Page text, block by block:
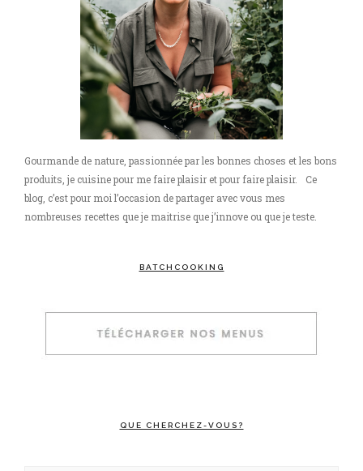
Gourmande de nature, passionnée par les bonnes choses et les bons
produits, je cuisine pour me faire plaisir et pour faire plaisir. Ce
blog, c’est pour moi l’occasion de partager avec vous mes
nombreuses recettes que je maitrise que j’innove ou que je teste.
BATCHCOOKING
QUE CHERCHEZ-VOUS?